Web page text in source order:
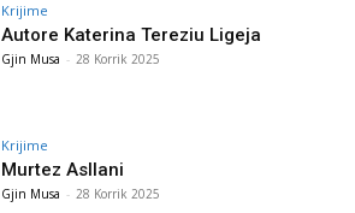
Krijime
Autore Katerina Tereziu Ligeja
Gjin Musa - 28 Korrik 2025
Krijime
Murtez Asllani
Gjin Musa - 28 Korrik 2025